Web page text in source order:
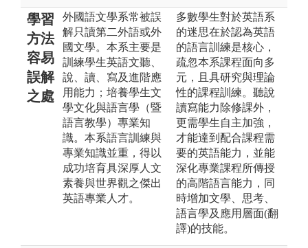
學習
方法
容易
誤解
之處
外國語文學系常被誤
解只讀第二外語或外
國文學。本系主要是
訓練學生英語文聽、
說、讀、寫及進階應
用能力；培養學生文
學文化與語言學（暨
語言教學）專業知
識。本系語言訓練與
專業知識並重，得以
成功培育具深厚人文
素養與世界觀之傑出
英語專業人才。
多數學生對於英語系
的迷思在於認為英語
的語言訓練是核心，
疏忽本系課程面向多
元，且具研究與理論
性的課程訓練。聽說
讀寫能力除修課外，
更需學生自主加強，
才能達到配合課程需
要的英語能力，並能
深化專業課程所傳授
的高階語言能力，同
時增加文學、思考、
語言學及應用層面(翻
譯)的技能。